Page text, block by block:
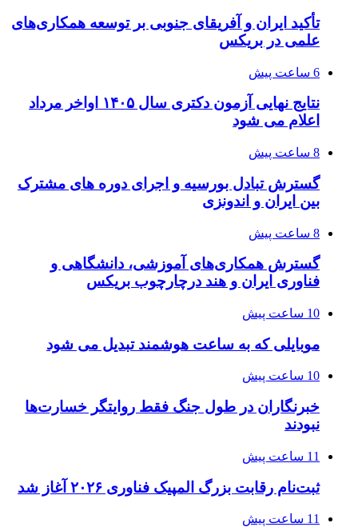
تأکید ایران و آفریقای جنوبی بر توسعه همکاری‌های
علمی در بریکس
6 ساعت پیش
نتایج نهایی آزمون دکتری سال ۱۴۰۵ اواخر مرداد
اعلام می شود
8 ساعت پیش
گسترش تبادل بورسیه و اجرای دوره های مشترک
بین ایران و اندونزی
8 ساعت پیش
گسترش همکاری‌های آموزشی، دانشگاهی و
فناوری ایران و هند درچارچوب بریکس
10 ساعت پیش
موبایلی که به ساعت هوشمند تبدیل می شود
10 ساعت پیش
خبرنگاران در طول جنگ فقط روایتگر خسارت‌ها
نبودند
11 ساعت پیش
ثبت‌نام رقابت بزرگ المپیک فناوری ۲۰۲۶ آغاز شد
11 ساعت پیش